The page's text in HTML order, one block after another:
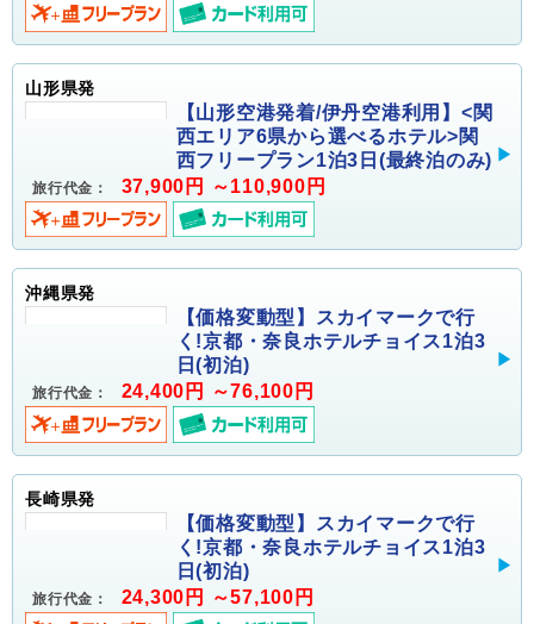
山形県発
【山形空港発着/伊丹空港利用】<関
西エリア6県から選べるホテル>関
西フリープラン1泊3日(最終泊のみ)
旅行代金： 37,900円 ～110,900円
沖縄県発
【価格変動型】スカイマークで行
く!京都・奈良ホテルチョイス1泊3
日(初泊)
旅行代金： 24,400円 ～76,100円
長崎県発
【価格変動型】スカイマークで行
く!京都・奈良ホテルチョイス1泊3
日(初泊)
旅行代金： 24,300円 ～57,100円